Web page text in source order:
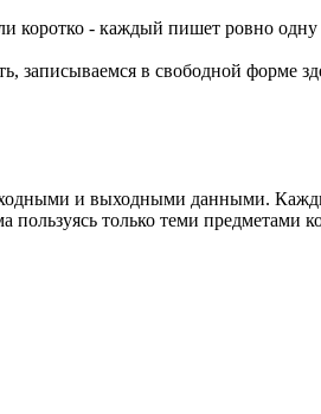
коротко - каждый пишет ровно
записываемся в свободной форме
и выходными данными.
только теми предметами